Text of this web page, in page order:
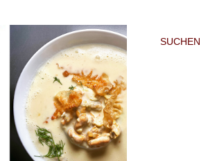
SUCHEN